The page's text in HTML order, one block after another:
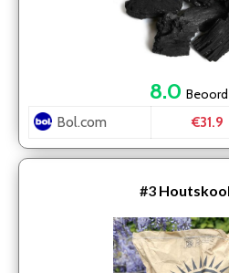
8.0
Bol.com €31.9
#3